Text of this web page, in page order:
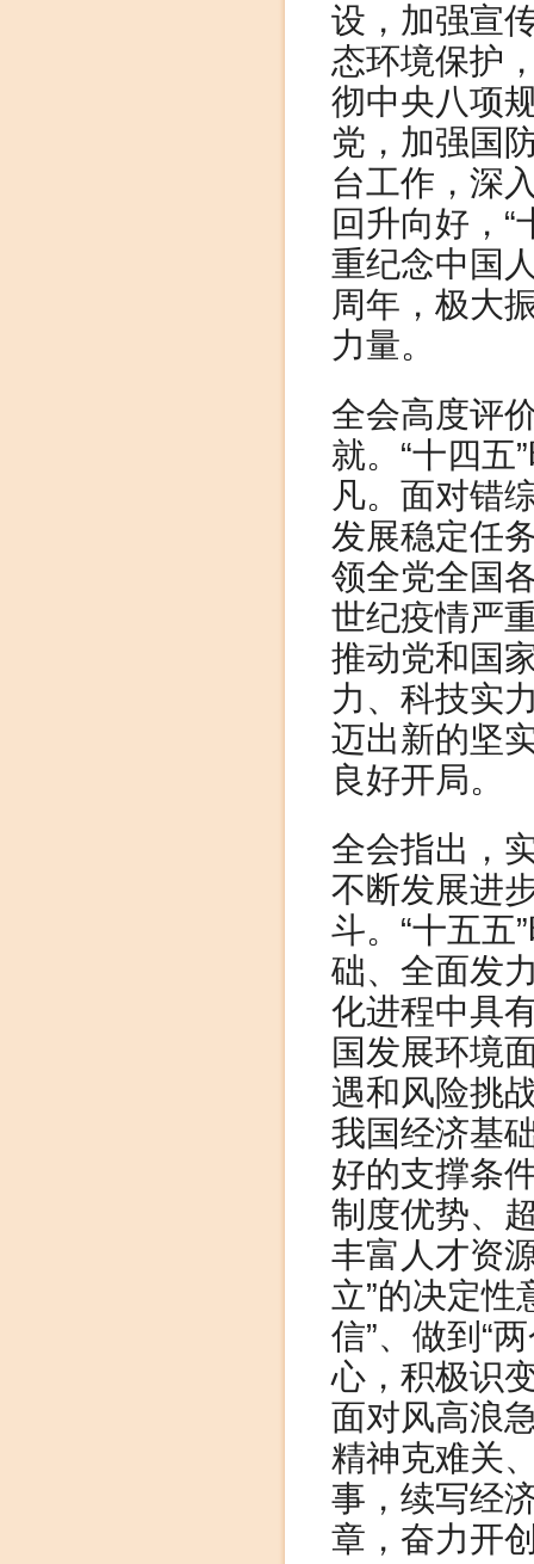
设，加强宣
态环境保护
彻中央八项
党，加强国
台工作，深
回升向好，
重纪念中国
周年，极大
力量。
全会高度评
就。“十四五
凡。面对错
发展稳定任
领全党全国
世纪疫情严
推动党和国
力、科技实
迈出新的坚
良好开局。
全会指出，
不断发展进
斗。“十五五
础、全面发
化进程中具
国发展环境
遇和风险挑
我国经济基
好的支撑条
制度优势、
丰富人才资
立”的决定性
信”、做到“
心，积极识
面对风高浪
精神克难关
事，续写经
章，奋力开